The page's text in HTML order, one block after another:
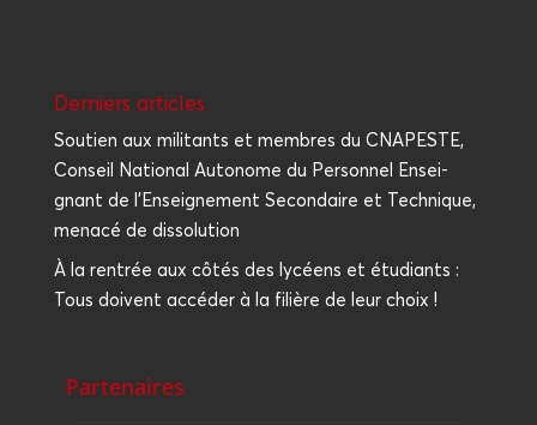
Der­niers articles
Sou­tien aux mili­tants et membres du CNAPESTE,
Conseil Natio­nal Auto­nome du Per­son­nel Ensei­
gnant de l’Enseignement Secon­daire et Tech­nique,
mena­cé de dissolution
À la ren­trée aux côtés des lycéens et étu­diants :
Tous doivent accé­der à la filière de leur choix !
Partenaires